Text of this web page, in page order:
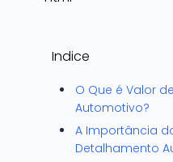
Indice
O Que é Valor
Automotivo?
A Importância
Detalhamento